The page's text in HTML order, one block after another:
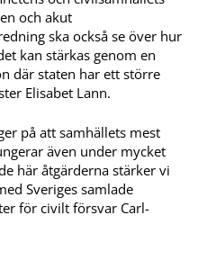
och akut
ska också se över hur
kan stärkas genom en
där staten har ett större
Elisabet Lann.
på att samhällets mest
även under mycket
här åtgärderna stärker vi
Sveriges samlade
för civilt försvar Carl-